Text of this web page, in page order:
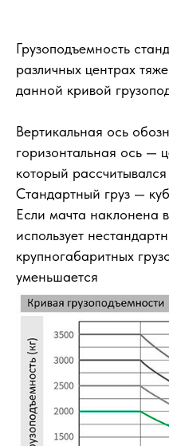
Грузоподъемность
различных центрах
данной кривой
Вертикальная ось
горизонтальная ось —
который
Стандартный груз —
Если мачта наклонена
использует
крупногабаритных
уменьшается